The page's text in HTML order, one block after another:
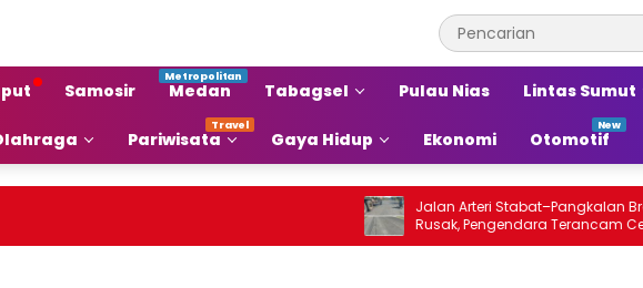
Samosir Medan Tabagsel Pulau Nias Lintas Sumut
Pariwisata Gaya Hidup Ekonomi Otomotif
Jalan Arteri Stabat–Pangkalan Brandan
Rusak, Pengendara Terancam Celaka